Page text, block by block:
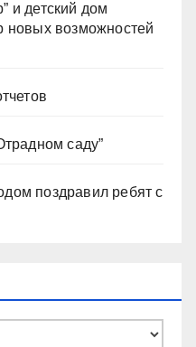
и детский дом
новых возможностей
саду”
поздравил ребят с